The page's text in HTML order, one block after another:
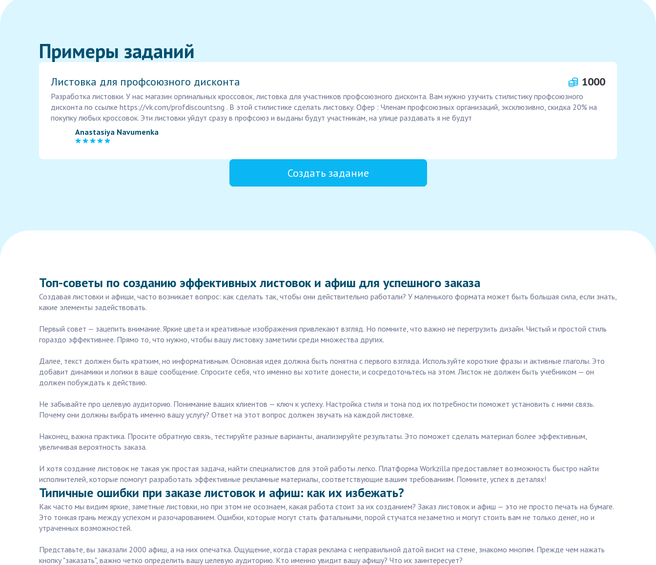
Примеры заданий
Листовка для профсоюзного дисконта 1000
Разработка листовки. У нас магазин оргинальных кроссовок, листовка для участников профсоюзного дисконта. Вам нужно узучить стилистику профсоюзного
дисконта по ссылке https://vk.com/profdiscountsng . В этой стилистике сделать листовку. Офер : Членам профсоюзных организаций, эксклюзивно, скидка 20% на
покупку любых кроссовок. Эти листовки уйдут сразу в профсоюз и выданы будут участникам, на улице раздавать я не будут
Anastasiya Navumenka
Создать задание
Топ-советы по созданию эффективных листовок и афиш для успешного заказа
Создавая листовки и афиши, часто возникает вопрос: как сделать так, чтобы они действительно работали? У маленького формата может быть большая сила, если знать,
какие элементы задействовать.
Первый совет — зацепить внимание. Яркие цвета и креативные изображения привлекают взгляд. Но помните, что важно не перегрузить дизайн. Чистый и простой стиль
гораздо эффективнее. Прямо то, что нужно, чтобы вашу листовку заметили среди множества других.
Далее, текст должен быть кратким, но информативным. Основная идея должна быть понятна с первого взгляда. Используйте короткие фразы и активные глаголы. Это
добавит динамики и логики в ваше сообщение. Спросите себя, что именно вы хотите донести, и сосредоточьтесь на этом. Листок не должен быть учебником — он
должен побуждать к действию.
Не забывайте про целевую аудиторию. Понимание ваших клиентов — ключ к успеху. Настройка стиля и тона под их потребности поможет установить с ними связь.
Почему они должны выбрать именно вашу услугу? Ответ на этот вопрос должен звучать на каждой листовке.
Наконец, важна практика. Просите обратную связь, тестируйте разные варианты, анализируйте результаты. Это поможет сделать материал более эффективным,
увеличивая вероятность заказа.
И хотя создание листовок не такая уж простая задача, найти специалистов для этой работы легко. Платформа Workzilla предоставляет возможность быстро найти
исполнителей, которые помогут разработать эффективные рекламные материалы, соответствующие вашим требованиям. Помните, успех в деталях!
Типичные ошибки при заказе листовок и афиш: как их избежать?
Как часто мы видим яркие, заметные листовки, но при этом не осознаем, какая работа стоит за их созданием? Заказ листовок и афиш — это не просто печать на бумаге.
Это тонкая грань между успехом и разочарованием. Ошибки, которые могут стать фатальными, порой стучатся незаметно и могут стоить вам не только денег, но и
утраченных возможностей.
Представьте, вы заказали 2000 афиш, а на них опечатка. Ощущение, когда старая реклама с неправильной датой висит на стене, знакомо многим. Прежде чем нажать
кнопку "заказать", важно четко определить вашу целевую аудиторию. Кто именно увидит вашу афишу? Что их заинтересует?